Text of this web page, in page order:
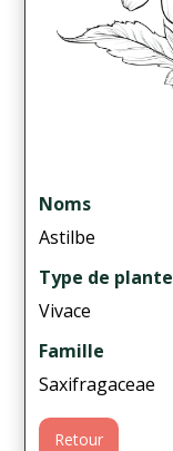
Noms
Astilbe
Type de plante
Vivace
Famille
Saxifragaceae
Retour